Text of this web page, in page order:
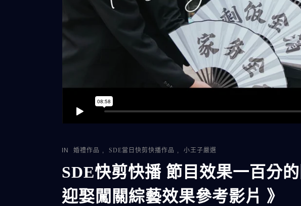
IN 婚禮作品 , SDE當日快剪快播作品 , 小王子嚴選
SDE快剪快播 節目效果一百分
迎娶闖關綜藝效果參考影片 》